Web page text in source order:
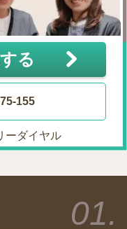
る
155
ーダイヤル